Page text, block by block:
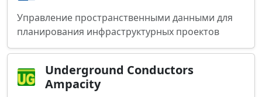
Управление пространственными данными для
планирования инфраструктурных проектов
Underground Conductors
Ampacity